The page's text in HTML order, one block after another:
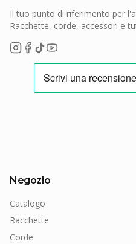
Il tuo punto di riferimento per
Racchette, corde, accessori e
Negozio
Catalogo
Racchette
Corde